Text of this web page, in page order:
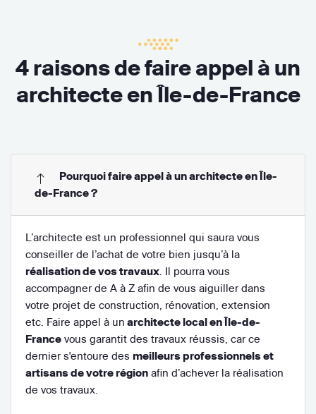
4 raisons de faire appel à un
architecte en Île-de-France
Pourquoi faire appel à un architecte en Île-
de-France ?
L’architecte est un professionnel qui saura vous
conseiller de l’achat de votre bien jusqu’à la
réalisation de vos travaux . Il pourra vous
accompagner de A à Z afin de vous aiguiller dans
votre projet de construction, rénovation, extension
etc. Faire appel à un architecte local en Île-de-
France vous garantit des travaux réussis, car ce
dernier s'entoure des meilleurs professionnels et
artisans de votre région afin d’achever la réalisation
de vos travaux.